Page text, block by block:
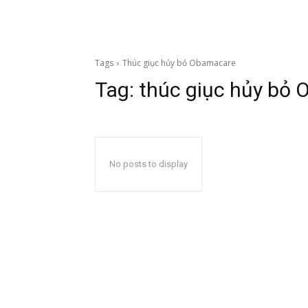
Tags Thúc giục hủy bỏ Obamacare
Tag: thúc giục hủy bỏ
No posts to display